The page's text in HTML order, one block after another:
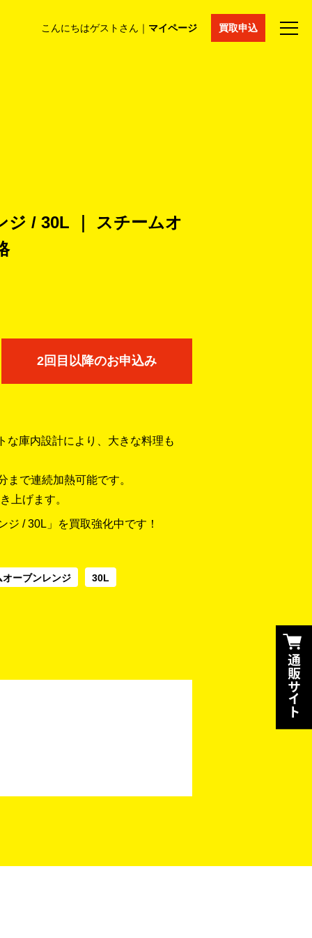
こんにちはゲストさん｜ マイページ 買取申込
コラム マイページ 採用情報 通販サイト
ジ / 30L ｜ スチームオ
2回目以降のお申込み
な庫内設計により、大きな料理も
で連続加熱可能です。
上げます。
ジ / 30L」を買取強化中です！
オーブンレンジ 30L